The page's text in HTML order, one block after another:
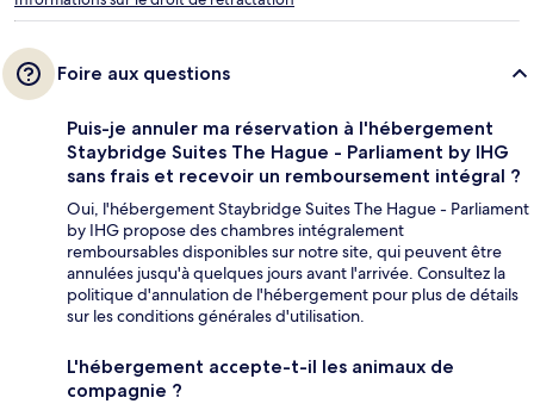
Foire aux questions
Puis-je annuler ma réservation à l'hébergement
Staybridge Suites The Hague - Parliament by IHG
sans frais et recevoir un remboursement intégral ?
Oui, l'hébergement Staybridge Suites The Hague - Parliament
by IHG propose des chambres intégralement
remboursables disponibles sur notre site, qui peuvent être
annulées jusqu'à quelques jours avant l'arrivée. Consultez la
politique d'annulation de l'hébergement pour plus de détails
sur les conditions générales d'utilisation.
L'hébergement accepte-t-il les animaux de
compagnie ?